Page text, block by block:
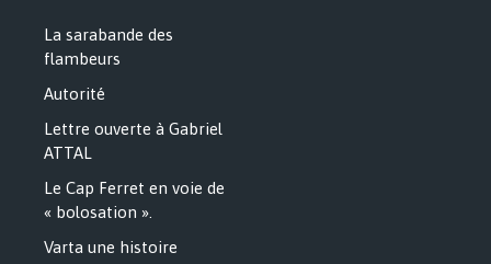
La sarabande des
flambeurs
Autorité
Lettre ouverte à Gabriel
ATTAL
Le Cap Ferret en voie de
« bolosation ».
Varta une histoire